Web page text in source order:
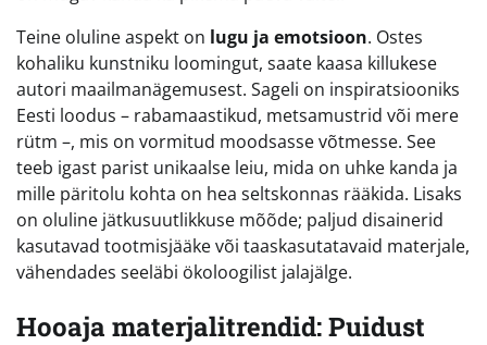
Teine oluline aspekt on lugu ja emotsioon. Ostes
kohaliku kunstniku loomingut, saate kaasa killukese
autori maailmanägemusest. Sageli on inspiratsiooniks
Eesti loodus – rabamaastikud, metsamustrid või mere
rütm –, mis on vormitud moodsasse võtmesse. See
teeb igast parist unikaalse leiu, mida on uhke kanda ja
mille päritolu kohta on hea seltskonnas rääkida. Lisaks
on oluline jätkusuutlikkuse mõõde; paljud disainerid
kasutavad tootmisjääke või taaskasutatavaid materjale,
vähendades seeläbi ökoloogilist jalajälge.
Hooaja materjalitrendid: Puidust